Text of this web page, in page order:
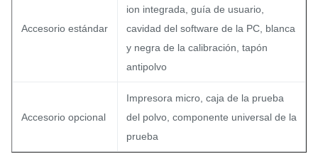
Accesorio estándar
ion integrada, guía de usuario,
cavidad del software de la PC, blanca
y negra de la calibración, tapón
antipolvo
Accesorio opcional
Impresora micro, caja de la prueba
del polvo, componente universal de la
prueba